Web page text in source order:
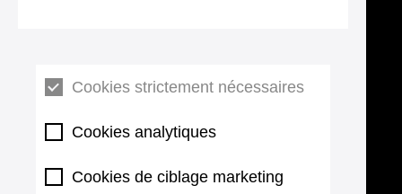
Cookies strictement nécessaires
Cookies analytiques
Cookies de ciblage marketing